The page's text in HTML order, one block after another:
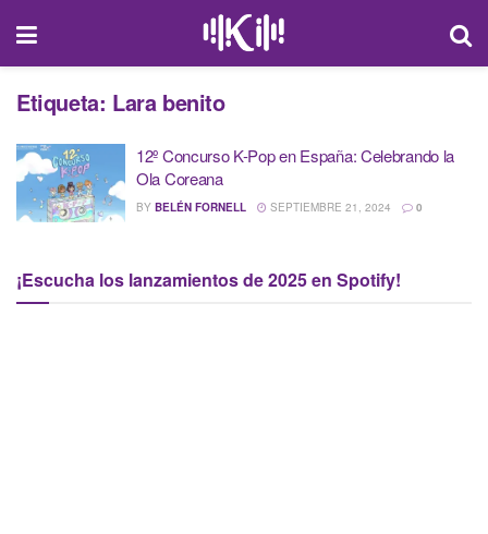
Etiqueta: Lara benito
12º Concurso K-Pop en España: Celebrando la
Ola Coreana
BY BELÉN FORNELL SEPTIEMBRE 21, 2024 0
¡Escucha los lanzamientos de 2025 en Spotify!